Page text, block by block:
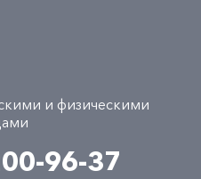
и физическими
96-37